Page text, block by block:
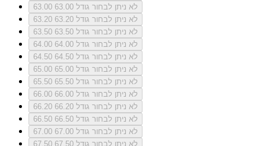
63.00
לא ניתן לבחור גודל 63.00
63.20
לא ניתן לבחור גודל 63.20
63.50
לא ניתן לבחור גודל 63.50
64.00
לא ניתן לבחור גודל 64.00
64.50
לא ניתן לבחור גודל 64.50
65.00
לא ניתן לבחור גודל 65.00
65.50
לא ניתן לבחור גודל 65.50
66.00
לא ניתן לבחור גודל 66.00
66.20
לא ניתן לבחור גודל 66.20
66.50
לא ניתן לבחור גודל 66.50
67.00
לא ניתן לבחור גודל 67.00
67.50
לא ניתן לבחור גודל 67.50